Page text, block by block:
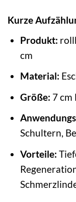
Kurze
Produkt:
cm
Material:
Größe: 7 cm
Schultern,
Vorteile: